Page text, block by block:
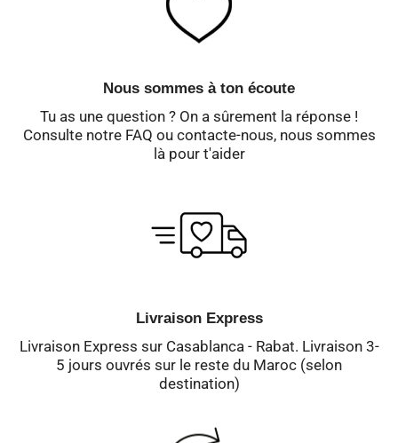
Nous sommes à ton écoute
Tu as une question ? On a sûrement la réponse !
Consulte notre FAQ ou contacte-nous, nous sommes
là pour t'aider
Livraison Express
Livraison Express sur Casablanca - Rabat. Livraison 3-
5 jours ouvrés sur le reste du Maroc (selon
destination)